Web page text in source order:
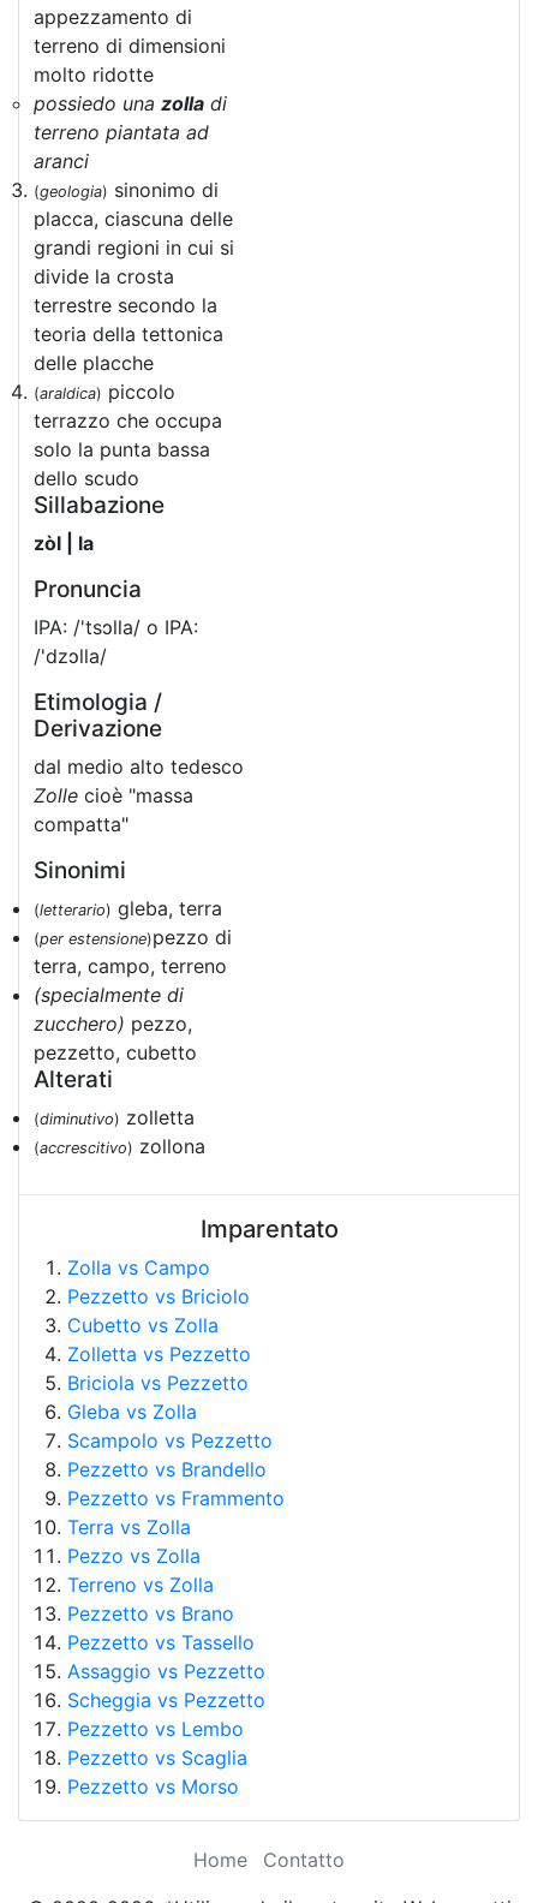
appezzamento di
terreno di dimensioni
molto ridotte
possiedo una zolla di
terreno piantata ad
aranci
(geologia) sinonimo di
placca, ciascuna delle
grandi regioni in cui si
divide la crosta
terrestre secondo la
teoria della tettonica
delle placche
(araldica) piccolo
terrazzo che occupa
solo la punta bassa
dello scudo
Sillabazione
zòl | la
Pronuncia
IPA: /'tsɔlla/ o IPA:
/'dzɔlla/
Etimologia /
Derivazione
dal medio alto tedesco
Zolle cioè "massa
compatta"
Sinonimi
(letterario) gleba, terra
(per estensione)pezzo di
terra, campo, terreno
(specialmente di
zucchero) pezzo,
pezzetto, cubetto
Alterati
(diminutivo) zolletta
(accrescitivo) zollona
Imparentato
Zolla vs Campo
Pezzetto vs Briciolo
Cubetto vs Zolla
Zolletta vs Pezzetto
Briciola vs Pezzetto
Gleba vs Zolla
Scampolo vs Pezzetto
Pezzetto vs Brandello
Pezzetto vs Frammento
Terra vs Zolla
Pezzo vs Zolla
Terreno vs Zolla
Pezzetto vs Brano
Pezzetto vs Tassello
Assaggio vs Pezzetto
Scheggia vs Pezzetto
Pezzetto vs Lembo
Pezzetto vs Scaglia
Pezzetto vs Morso
Home
Contatto